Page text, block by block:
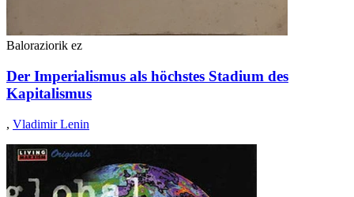
Baloraziorik ez
Der Imperialismus als höchstes Stadium des
Kapitalismus
, Vladimir Lenin